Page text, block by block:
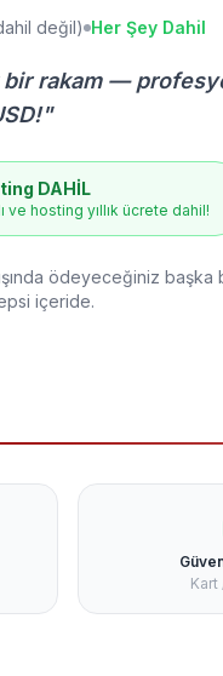
değil) Her Şey Dahil
bir rakam —
DAHİL
ve hosting yıllık ücrete dahil!
ödeyeceğiniz
içeride.
Kart